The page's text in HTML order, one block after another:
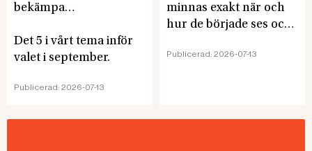
bekämpa
lyft det systematiska
arbetsmiljöarbetet och
skyddsombud. Det är
Det 5 i vårt tema inför
valet i september.
Publicerad: 2026-07-13
minnas exakt när och
hur de började ses och
arbetsmiljörätt. Men
Publicerad: 2026-07-13